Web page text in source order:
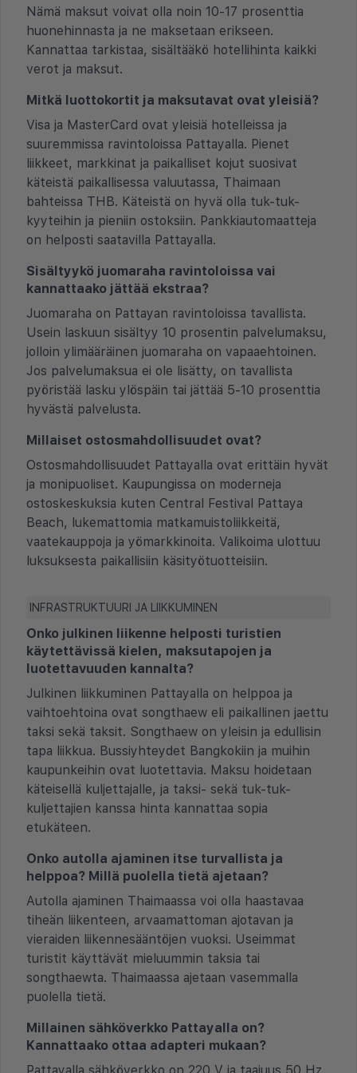
Nämä maksut voivat olla noin 10-17 prosenttia
huonehinnasta ja ne maksetaan erikseen.
Kannattaa tarkistaa, sisältääkö hotellihinta kaikki
verot ja maksut.
Mitkä luottokortit ja maksutavat ovat yleisiä?
Visa ja MasterCard ovat yleisiä hotelleissa ja
suuremmissa ravintoloissa Pattayalla. Pienet
liikkeet, markkinat ja paikalliset kojut suosivat
käteistä paikallisessa valuutassa, Thaimaan
bahteissa THB. Käteistä on hyvä olla tuk-tuk-
kyyteihin ja pieniin ostoksiin. Pankkiautomaatteja
on helposti saatavilla Pattayalla.
Sisältyykö juomaraha ravintoloissa vai
kannattaako jättää ekstraa?
Juomaraha on Pattayan ravintoloissa tavallista.
Usein laskuun sisältyy 10 prosentin palvelumaksu,
jolloin ylimääräinen juomaraha on vapaaehtoinen.
Jos palvelumaksua ei ole lisätty, on tavallista
pyöristää lasku ylöspäin tai jättää 5-10 prosenttia
hyvästä palvelusta.
Millaiset ostosmahdollisuudet ovat?
Ostosmahdollisuudet Pattayalla ovat erittäin hyvät
ja monipuoliset. Kaupungissa on moderneja
ostoskeskuksia kuten Central Festival Pattaya
Beach, lukemattomia matkamuistoliikkeitä,
vaatekauppoja ja yömarkkinoita. Valikoima ulottuu
luksuksesta paikallisiin käsityötuotteisiin.
INFRASTRUKTUURI JA LIIKKUMINEN
Onko julkinen liikenne helposti turistien
käytettävissä kielen, maksutapojen ja
luotettavuuden kannalta?
Julkinen liikkuminen Pattayalla on helppoa ja
vaihtoehtoina ovat songthaew eli paikallinen jaettu
taksi sekä taksit. Songthaew on yleisin ja edullisin
tapa liikkua. Bussiyhteydet Bangkokiin ja muihin
kaupunkeihin ovat luotettavia. Maksu hoidetaan
käteisellä kuljettajalle, ja taksi- sekä tuk-tuk-
kuljettajien kanssa hinta kannattaa sopia
etukäteen.
Onko autolla ajaminen itse turvallista ja
helppoa? Millä puolella tietä ajetaan?
Autolla ajaminen Thaimaassa voi olla haastavaa
tiheän liikenteen, arvaamattoman ajotavan ja
vieraiden liikennesääntöjen vuoksi. Useimmat
turistit käyttävät mieluummin taksia tai
songthaewta. Thaimaassa ajetaan vasemmalla
puolella tietä.
Millainen sähköverkko Pattayalla on?
Kannattaako ottaa adapteri mukaan?
Pattayalla sähköverkko on 220 V ja taajuus 50 Hz.